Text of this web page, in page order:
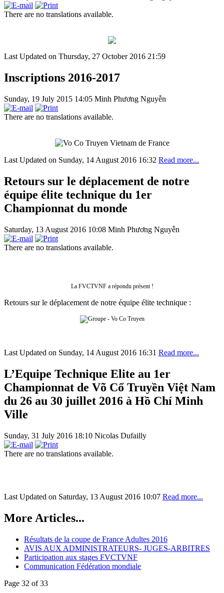
There are no translations available.
Last Updated on Thursday, 27 October 2016 21:59
Inscriptions 2016-2017
Sunday, 19 July 2015 14:05 Minh Phương Nguyễn
There are no translations available.
Last Updated on Sunday, 14 August 2016 16:32 Read more...
Retours sur le déplacement de notre
équipe élite technique du 1er
Championnat du monde
Saturday, 13 August 2016 10:08 Minh Phương Nguyễn
There are no translations available.
La FVCTVNF a répondu présent !
Retours sur le déplacement de notre équipe élite technique :
Last Updated on Sunday, 14 August 2016 16:31 Read more...
L’Equipe Technique Elite au 1er
Championnat de Võ Cổ Truyền Việt Nam
du 26 au 30 juillet 2016 à Hồ Chí Minh
Ville
Sunday, 31 July 2016 18:10 Nicolas Dufailly
There are no translations available.
Last Updated on Saturday, 13 August 2016 10:07 Read more...
More Articles...
Résultats de la coupe de France Adultes 2016
AVIS AUX ADMINISTRATEURS- JUGES-ARBITRES
Participation aux stages FVCTVNF
Communication Fédération mondiale
Page 32 of 33